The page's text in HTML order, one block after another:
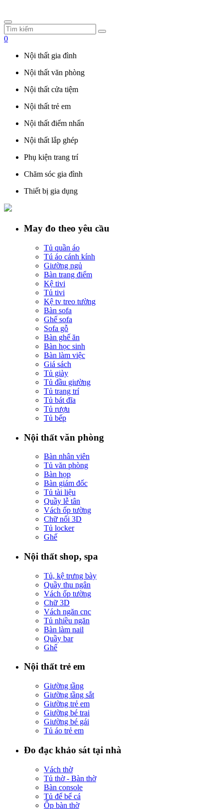
0
Nội thất gia đình
Nội thất văn phòng
Nội thất cửa tiệm
Nội thất trẻ em
Nội thất điểm nhấn
Nội thất lắp ghép
Phụ kiện trang trí
Chăm sóc gia đình
Thiết bị gia dụng
May đo theo yêu cầu
Tủ quần áo
Tú áo cánh kính
Giường ngủ
Bàn trang điểm
Kệ tivi
Tủ tivi
Kệ tv treo tường
Bàn sofa
Ghế sofa
Sofa gỗ
Bàn ghế ăn
Bàn học sinh
Bàn làm việc
Giá sách
Tủ giày
Tủ đầu giường
Tủ trang trí
Tủ bát đĩa
Tủ rượu
Tủ bếp
Nội thất văn phòng
Bàn nhân viên
Tủ văn phòng
Bàn họp
Bàn giám đốc
Tủ tài liệu
Quầy lễ tân
Vách ốp tường
Chữ nổi 3D
Tủ locker
Ghế
Nội thất shop, spa
Tủ, kệ trưng bày
Quầy thu ngân
Vách ốp tường
Chữ 3D
Vách ngăn cnc
Tủ nhiều ngăn
Bàn làm nail
Quầy bar
Ghế
Nội thất trẻ em
Giường tầng
Giường tầng sắt
Giường trẻ em
Giường bé trai
Giường bé gái
Tủ áo trẻ em
Đo đạc khảo sát tại nhà
Vách thờ
Tủ thờ - Bàn thờ
Bàn console
Tủ để bể cá
Ốp bàn thờ